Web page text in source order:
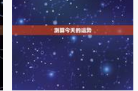
土的女孩名字十分好听，可以
方面可以喜爱读书，另一方面